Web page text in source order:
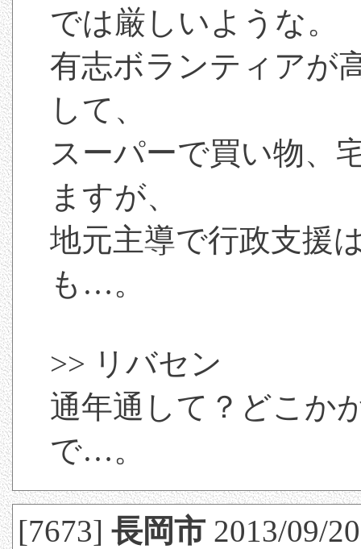
では厳しいような。
有志ボランティアが
して、
スーパーで買い物、
ますが、
地元主導で行政支援
も…。
>> リバセン
通年通して？どこか
で…。
[7673]長岡市 2013/09/